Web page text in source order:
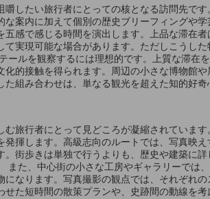
したい旅行者にとっての核となる訪問先で
案内に加えて個別の歴史ブリーフィングや
感で感じる時間を演出します。上品な滞在
実現可能な場合があります。ただしこうし
ルを観察するには理想的です。上質な滞在
的接触を得られます。周辺の小さな博物館
組み合わせは、単なる観光を超えた知的好
旅行者にとって見どころが凝縮されていま
揮します。高級志向のルートでは、写真映
街歩きは単独で行うよりも、歴史や建築に
た、中心街の小さな工房やギャラリーでは
なります。写真撮影の観点では、それぞれ
た短時間の散策プランや、史跡間の動線を